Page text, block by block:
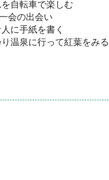
自転車で楽しむ
会の出会い
に手紙を書く
温泉に行って紅葉をみる